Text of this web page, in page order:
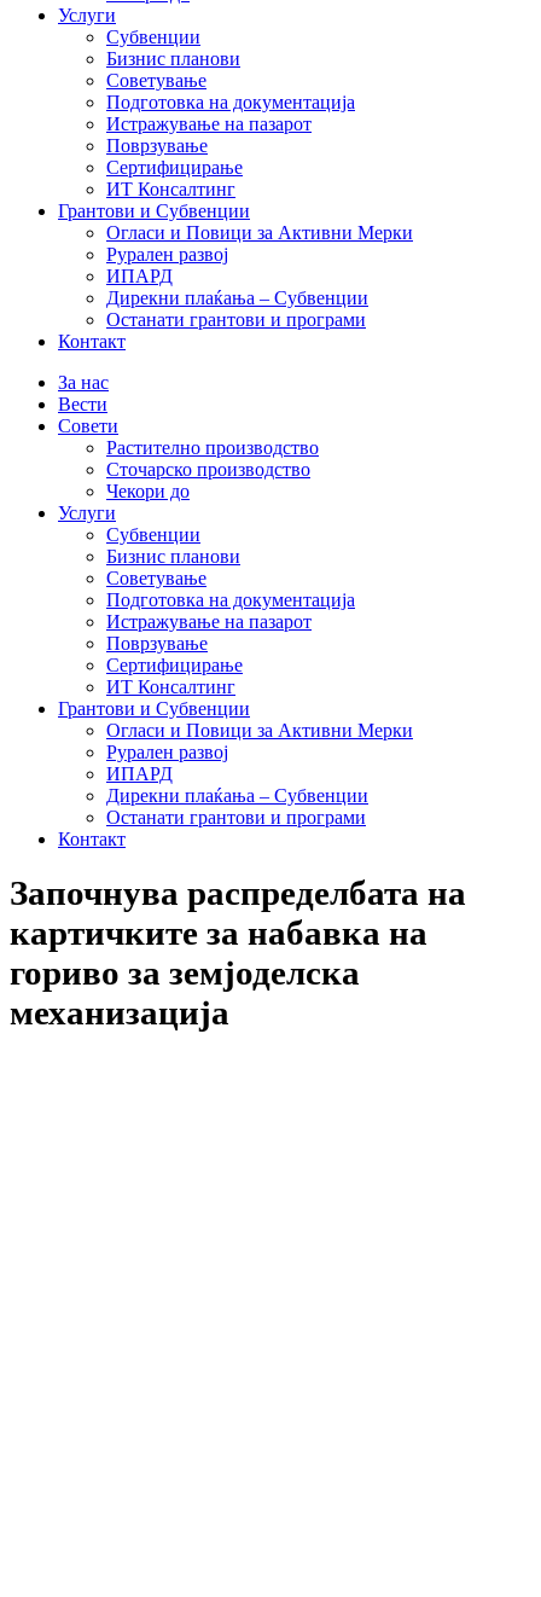
Услуги
Субвенции
Бизнис планови
Советување
Подготовка на документација
Истражување на пазарот
Поврзување
Сертифицирање
ИТ Консалтинг
Грантови и Субвенции
Огласи и Повици за Активни Мерки
Рурален развој
ИПАРД
Дирекни плаќања – Субвенции
Останати грантови и програми
Контакт
За нас
Вести
Совети
Растително производство
Сточарско производство
Чекори до
Услуги
Субвенции
Бизнис планови
Советување
Подготовка на документација
Истражување на пазарот
Поврзување
Сертифицирање
ИТ Консалтинг
Грантови и Субвенции
Огласи и Повици за Активни Мерки
Рурален развој
ИПАРД
Дирекни плаќања – Субвенции
Останати грантови и програми
Контакт
Започнува распределбата на
картичките за набавка на
гориво за земјоделска
механизација